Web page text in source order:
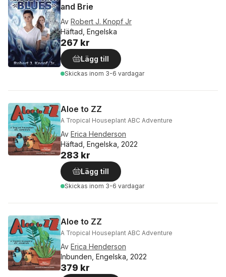
and Brie
Av Robert J. Knopf Jr
Häftad, Engelska
267 kr
Lägg till
Skickas inom 3-6 vardagar
Aloe to ZZ
A Tropical Houseplant ABC Adventure
Av Erica Henderson
Häftad, Engelska, 2022
283 kr
Lägg till
Skickas inom 3-6 vardagar
Aloe to ZZ
A Tropical Houseplant ABC Adventure
Av Erica Henderson
Inbunden, Engelska, 2022
379 kr